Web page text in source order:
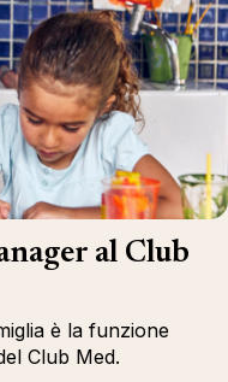
al Club
è la funzione
Club Med.